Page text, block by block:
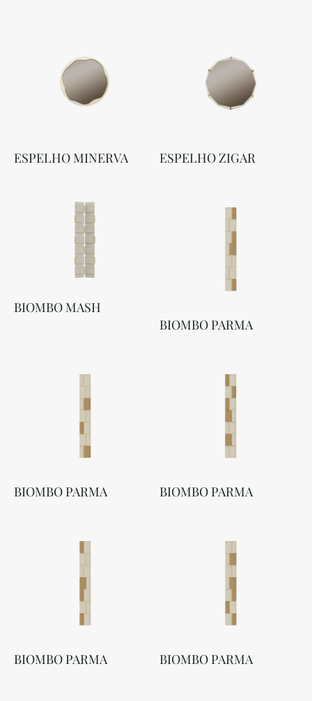
ESPELHO MINERVA ESPELHO ZIGAR
BIOMBO MASH
BIOMBO PARMA
BIOMBO PARMA BIOMBO PARMA
BIOMBO PARMA BIOMBO PARMA